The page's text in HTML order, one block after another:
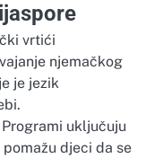
vrtići
njemačkog
je jezik
Programi uključuju
djeci da se